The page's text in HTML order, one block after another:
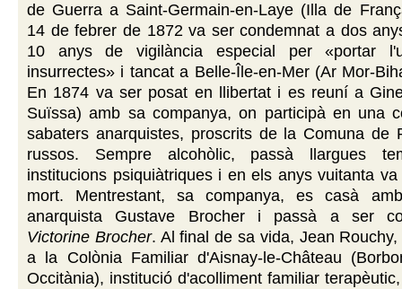
de Guerra a Saint-Germain-en-Laye (Illa de
14 de febrer de 1872 va ser condemnat a dos
10 anys de vigilància especial per «portar
insurrectes» i tancat a Belle-Île-en-Mer (Ar Mor-
En 1874 va ser posat en llibertat i es reuní a
Suïssa) amb sa companya, on participà en una
sabaters anarquistes, proscrits de la Comuna de
russos. Sempre alcohòlic, passà llargues
institucions psiquiàtriques i en els anys vuitanta
mort. Mentrestant, sa companya, es casà
anarquista Gustave Brocher i passà a ser
Victorine Brocher. Al final de sa vida, Jean
a la Colònia Familiar d'Aisnay-le-Château
Occitània), institució d'acolliment familiar